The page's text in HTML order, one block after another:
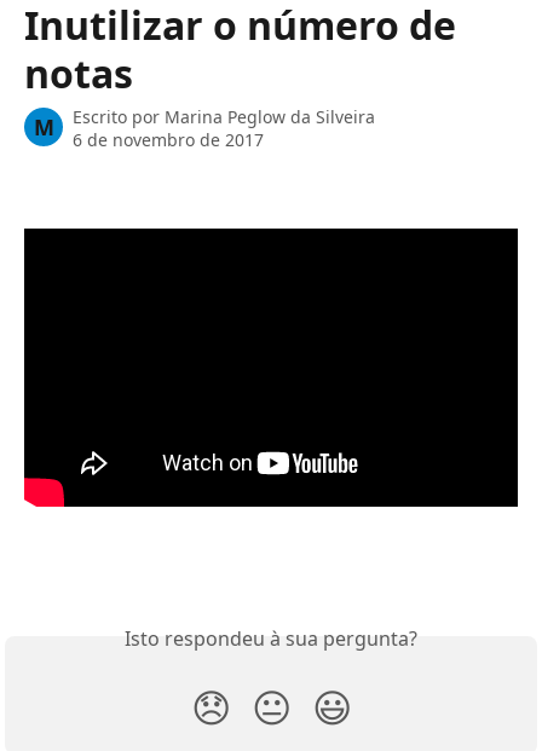
Inutilizar o número de
notas
M Escrito por Marina Peglow da Silveira
6 de novembro de 2017
Isto respondeu à sua pergunta?
😞 😐 😃